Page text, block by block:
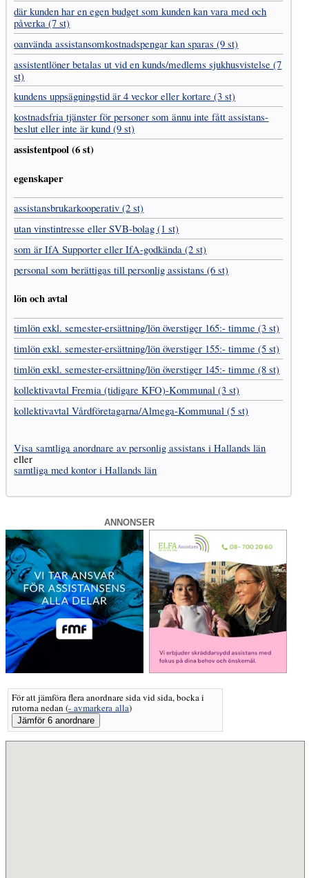
där kunden har en egen budget som kunden kan vara med och
påverka (7 st)
oanvända assistans­omkostnads­pengar kan sparas (9 st)
assistent­löner betalas ut vid en kunds/medlems sjukhus­vistelse (7
st)
kundens uppsägnings­tid är 4 veckor eller kortare (3 st)
kostnads­fria tjänster för personer som ännu inte fått assistans­
beslut eller inte är kund (9 st)
assistentpool (6 st)
egenskaper
assistans­brukar­kooperativ (2 st)
utan vinst­intresse eller SVB-bolag (1 st)
som är IfA Supporter eller IfA-godkända (2 st)
personal som berättigas till personlig assistans (6 st)
lön och avtal
timlön exkl. semester-ersättning/lön överstiger 165:- timme (3 st)
timlön exkl. semester-ersättning/lön överstiger 155:- timme (5 st)
timlön exkl. semester-ersättning/lön överstiger 145:- timme (8 st)
kollektivavtal Fremia (tidigare KFO)-Kommunal (3 st)
kollektivavtal Vård­företagarna­/­Almega-Kommunal (5 st)
Visa samtliga anordnare av personlig assistans i Hallands län
eller
samtliga med kontor i Hallands län
ANNONSER
För att jämföra flera anordnare sida vid sida, bocka i
rutorna nedan(- avmarkera alla)